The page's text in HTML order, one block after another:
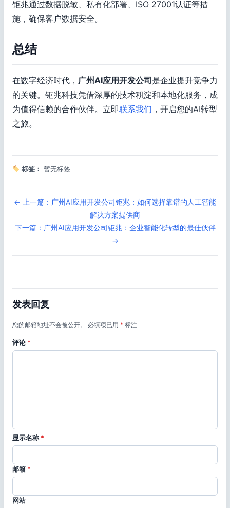
钜兆通过数据脱敏、私有化部署、ISO 27001认证等措
施，确保客户数据安全。
总结
在数字经济时代， 广州AI应用开发公司 是企业提升竞争力
的关键。钜兆科技凭借深厚的技术积淀和本地化服务，成
为值得信赖的合作伙伴。立即联系我们 ，开启您的AI转型
之旅。
标签： 暂无标签
← 上一篇：广州AI应用开发公司钜兆：如何选择靠谱的人工智能
解决方案提供商
下一篇：广州AI应用开发公司钜兆：企业智能化转型的最佳伙伴
→
发表回复
您的邮箱地址不会被公开。 必填项已用 * 标注
评论 *
显示名称 *
邮箱 *
网站